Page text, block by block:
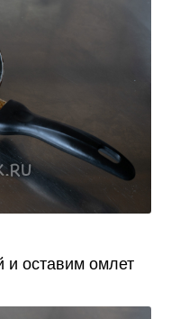
и оставим омлет